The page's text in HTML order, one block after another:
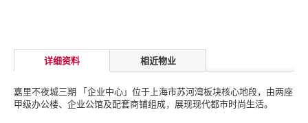
详细资料 相近物业
嘉里不夜城三期 「企业中心」位于上海市苏河湾板块核心地段，由两座
甲级办公楼、企业公馆及配套商铺组成，展现现代都市时尚生活。